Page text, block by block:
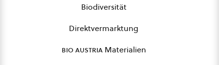
Biodiversität
Direktvermarktung
bio austriaMaterialien